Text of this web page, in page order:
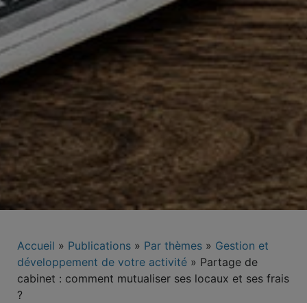
Accueil » Publications » Par thèmes » Gestion et
développement de votre activité » Partage de
cabinet : comment mutualiser ses locaux et ses frais
?